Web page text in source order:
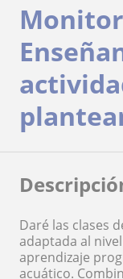
Daré las clases
adaptada al
aprendizaje
acuático.